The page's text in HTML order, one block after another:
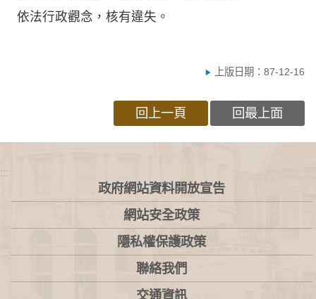
依法行政觀念，核有違失。
上版日期：87-12-16
回上一頁 回最上面
:::
政府網站資料開放宣告
網站安全政策
隱私權保護政策
聯絡我們
交通資訊